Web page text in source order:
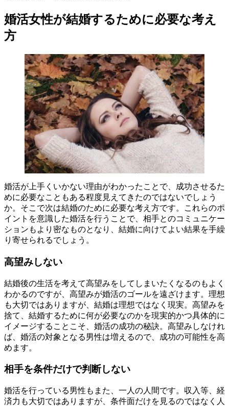
婚活女性が結婚するために必要な考え
方
婚活が上手くいかない理由がわかったことで、成功させるた
めに必要なこともある程度見えてきたのではないでしょう
か。そこで次は結婚のために必要な考え方です。これらのポ
イントを意識した婚活を行うことで、相手とのコミュニケー
ションもより密なものとなり、結婚に向けてよい結果を手繰
り寄せられるでしょう。
高望みしない
結婚後の生活を考えて高望みをしてしまいたくなるのもよく
わかるのですが、高望みが婚活のゴールを遠ざけます。理想
も大切ではありますが、結婚は理想ではなく現実。高望みを
捨て、結婚するために何が必要なのかを現実的かつ具体的に
イメージすることこそ、婚活の成功の秘訣。高望みしなけれ
ば、婚活の対象となる男性は増えるので、成功の可能性を高
めます。
相手を条件だけで判断しない
婚活を行っている男性もまた、一人の人間です。収入等、経
済力も大切ではありますが、条件面だけを見るのではなく人